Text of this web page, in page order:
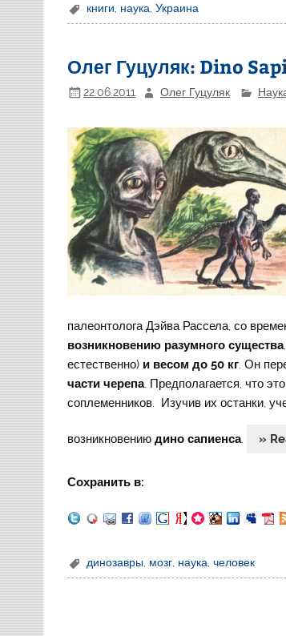
книги наука ,Украина
Олег Гуцуляк: Dino
22.06.2011 Олег Гуцуляк
палеонтолога Дэйва Рассела, со
возникновению разумного существа.
естественно) и весом до 50 кг. Он
части черепа. Предполагается, что
соплеменников. Изучив их останки,
возникновениюдино сапиенса. »
Сохранить в:
динозавры мозг наука ,человек